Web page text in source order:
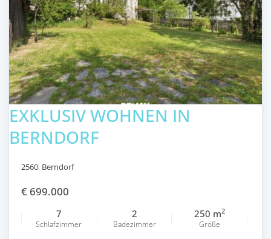
EXKLUSIV WOHNEN IN
BERNDORF
2560, Berndorf
€ 699.000
7
Schlafzimmer
2
Badezimmer
250 m2
Größe